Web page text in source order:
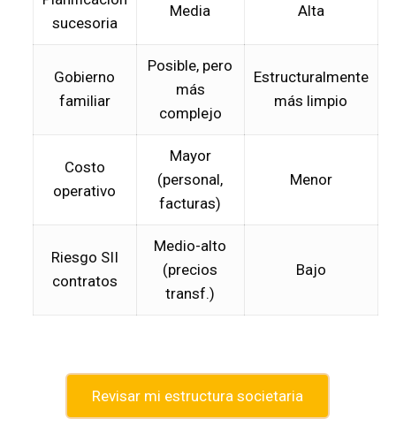
sucesoria
Media Alta
Gobierno
familiar
Posible, pero
más
complejo
Estructuralmente
más limpio
Costo
operativo
Mayor
(personal,
facturas)
Menor
Riesgo SII
contratos
Medio-alto
(precios
transf.)
Bajo
Revisar mi estructura societaria